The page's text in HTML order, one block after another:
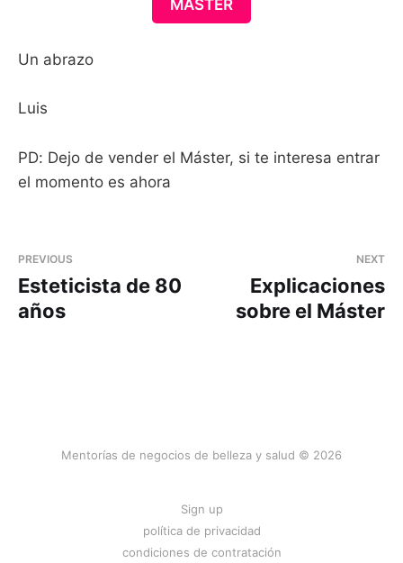
MÁSTER
Un abrazo
Luis
PD: Dejo de vender el Máster, si te interesa entrar
el momento es ahora
PREVIOUS
Esteticista de 80
años
NEXT
Explicaciones
sobre el Máster
Mentorías de negocios de belleza y salud © 2026
Sign up
política de privacidad
condiciones de contratación